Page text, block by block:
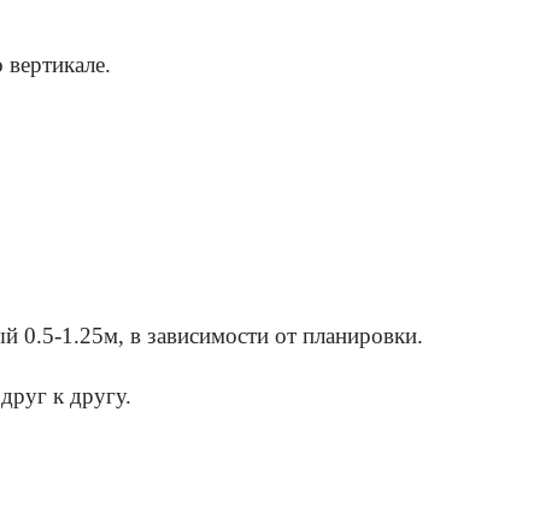
0.5-1.25м, в зависимости от планировки.
к другу.